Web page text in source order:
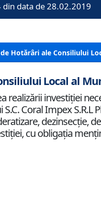
din data de 28.02.2019
Hotărâri ale Consiliului
Local al
realizării investiţiei
Coral Impex
dezinsecţie,
cu obligaţia